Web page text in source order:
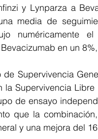
y Lynparza a
media de
numéricamente
en un
de Supervivencia
la Supervivencia
de ensayo
que la
y una mejora del